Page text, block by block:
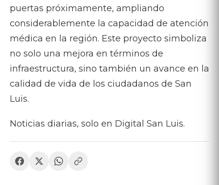
puertas próximamente, ampliando
considerablemente la capacidad de atención
médica en la región. Este proyecto simboliza
no solo una mejora en términos de
infraestructura, sino también un avance en la
calidad de vida de los ciudadanos de San
Luis.
Noticias diarias, solo en Digital San Luis.